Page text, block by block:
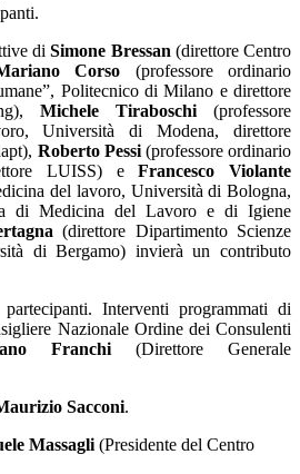
diSimone Bressan (direttore Centro
Corso (professore ordinario
Politecnico di Milano e direttore
Michele Tiraboschi (professore
Università di Modena, direttore
Roberto Pessi(professore ordinario
LUISS) eFrancesco Violante
del lavoro, Università di Bologna,
di Medicina del Lavoro e di Igiene
(direttore Dipartimento Scienze
di Bergamo) invierà un contributo
Interventi programmati di
Nazionale Ordine dei Consulenti
Franchi (Direttore Generale
Sacconi.
Massagli (Presidente del Centro